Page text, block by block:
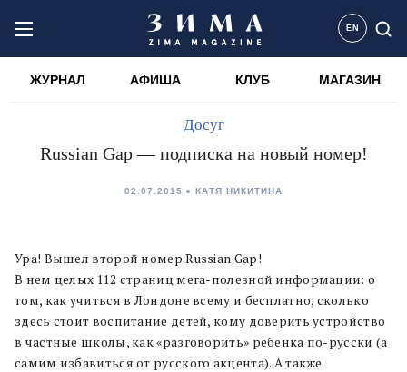
EN
ЖУРНАЛ АФИША КЛУБ МАГАЗИН
Досуг
Russian Gap — подписка на новый номер!
02.07.2015 КАТЯ НИКИТИНА
Ура! Вышел второй номер Russian Gap!
В нем целых 112 страниц мега-полезной информации: о
том, как учиться в Лондоне всему и бесплатно, сколько
здесь стоит воспитание детей, кому доверить устройство
в частные школы, как «разговорить» ребенка по-русски (а
самим избавиться от русского акцента). А также